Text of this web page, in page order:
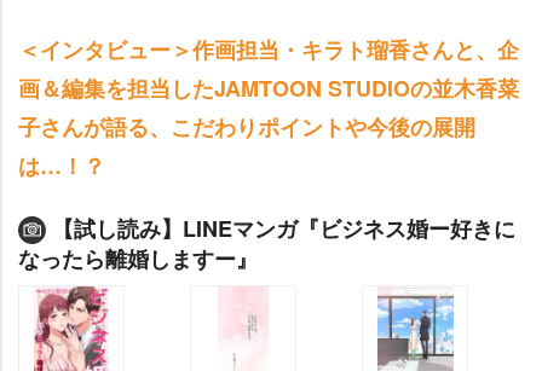
＜インタビュー＞作画担当・キラト瑠香さんと、企
画＆編集を担当したJAMTOON STUDIOの並木香菜
子さんが語る、こだわりポイントや今後の展開
は…！？
【試し読み】LINEマンガ『ビジネス婚ー好きに
なったら離婚しますー』